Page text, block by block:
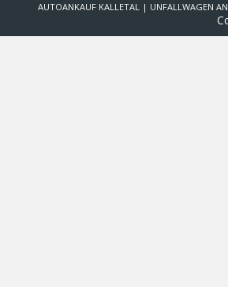
AUTOANKAUF KALLETAL | UNFALLWAGEN